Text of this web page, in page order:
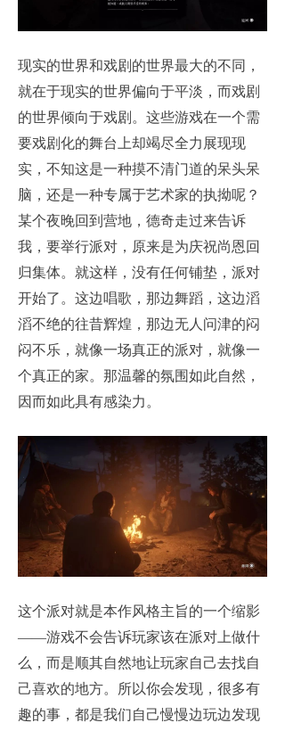
现实的世界和戏剧的世界最大的不同，
就在于现实的世界偏向于平淡，而戏剧
的世界倾向于戏剧。这些游戏在一个需
要戏剧化的舞台上却竭尽全力展现现
实，不知这是一种摸不清门道的呆头呆
脑，还是一种专属于艺术家的执拗呢？
某个夜晚回到营地，德奇走过来告诉
我，要举行派对，原来是为庆祝尚恩回
归集体。就这样，没有任何铺垫，派对
开始了。这边唱歌，那边舞蹈，这边滔
滔不绝的往昔辉煌，那边无人问津的闷
闷不乐，就像一场真正的派对，就像一
个真正的家。那温馨的氛围如此自然，
因而如此具有感染力。
这个派对就是本作风格主旨的一个缩影
——游戏不会告诉玩家该在派对上做什
么，而是顺其自然地让玩家自己去找自
己喜欢的地方。所以你会发现，很多有
趣的事，都是我们自己慢慢边玩边发现